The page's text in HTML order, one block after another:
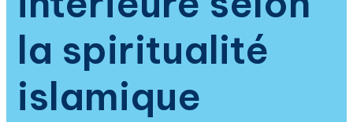
la spiritualité
islamique